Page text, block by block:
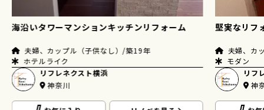
海沿いタワーマンションキッチンリフォーム
夫婦、カップル（子供なし）/築19年
ホテルライク
リフレネクスト横浜
神奈川
堅実なリフ
夫婦、カ
モダン
リフ
神